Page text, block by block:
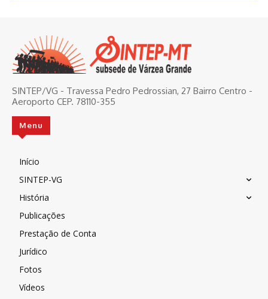
SINTEP/VG - Travessa Pedro Pedrossian, 27 Bairro Centro -
Aeroporto CEP. 78110-355
Menu
Início
SINTEP-VG
História
Publicações
Prestação de Conta
Jurídico
Fotos
Vídeos